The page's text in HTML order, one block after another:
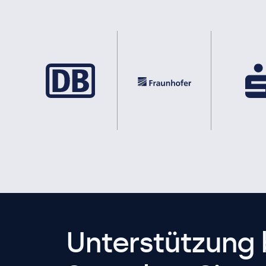
Unterstützung